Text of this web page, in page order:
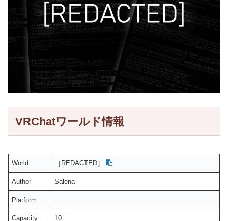
VRChatワールド情報
World ［REDACTED］
Author Salena
Platform
Capacity 10